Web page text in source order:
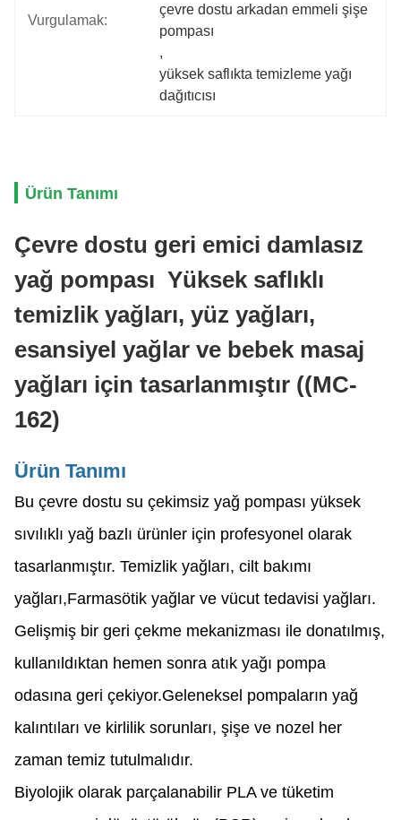
Vurgulamak:
çevre dostu arkadan emmeli şişe
pompası
,
yüksek saflıkta temizleme yağı
dağıtıcısı
Ürün Tanımı
Çevre dostu geri emici damlasız
yağ pompası ️ Yüksek saflıklı
temizlik yağları, yüz yağları,
esansiyel yağlar ve bebek masaj
yağları için tasarlanmıştır ((MC-
162)
Ürün Tanımı
Bu çevre dostu su çekimsiz yağ pompası yüksek
sıvılıklı yağ bazlı ürünler için profesyonel olarak
tasarlanmıştır. Temizlik yağları, cilt bakımı
yağları,Farmasötik yağlar ve vücut tedavisi yağları.
Gelişmiş bir geri çekme mekanizması ile donatılmış,
kullanıldıktan hemen sonra atık yağı pompa
odasına geri çekiyor.Geleneksel pompaların yağ
kalıntıları ve kirlilik sorunları, şişe ve nozel her
zaman temiz tutulmalıdır.
Biyolojik olarak parçalanabilir PLA ve tüketim